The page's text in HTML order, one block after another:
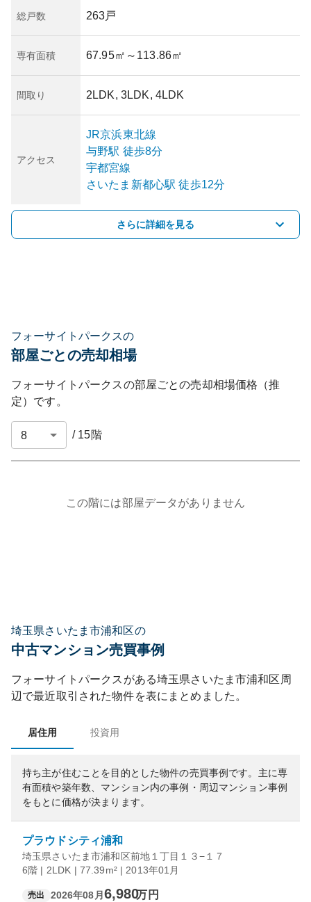
総戸数 263戸
専有面積 67.95㎡ ～113.86㎡
間取り 2LDK, 3LDK, 4LDK
アクセス
JR京浜東北線
与野駅 徒歩8分
宇都宮線
さいたま新都心駅 徒歩12分
さらに詳細を見る
フォーサイトパークスの
部屋ごとの売却相場
フォーサイトパークスの部屋ごとの売却相場価格（推
定）です。
/ 15階
この階には部屋データがありません
埼玉県さいたま市浦和区の
中古マンション売買事例
フォーサイトパークス がある埼玉県さいたま市浦和区 周
辺で最近取引された物件を表にまとめました。
居住用 投資用
持ち主が住むことを目的とした物件の売買事例です。 主に専
有面積や築年数、マンション内の事例・周辺マンション事例
をもとに価格が決まります。
プラウドシティ浦和
埼玉県さいたま市浦和区前地１丁目１３−１７
6階 | 2LDK | 77.39m² | 2013年01月
売出 2026年08月 6,980万円